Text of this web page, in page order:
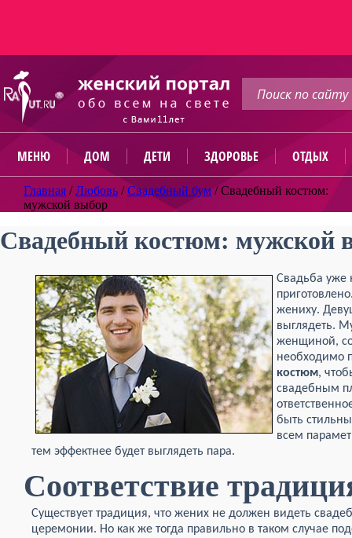
МЕНЮ ДОМ ДЕТИ ЗДОРОВЬЕ ОТДЫХ
Главная /Любовь /Свадебный бум /Свадебный костюм:
мужской выбор
Свадебный костюм: мужской
Свадьба уже
жениху.
выглядеть.
женщиной,
необходимо
костюм,
свадебным
быть
всем
тем эффектнее будет выглядеть пара.
Соответствие
Существует традиция, что жених не должен видеть
церемонии. Но как же тогда правильно в таком случае